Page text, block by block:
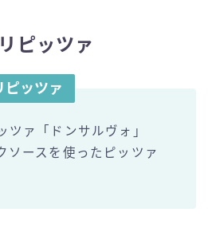
ピッツァ
ピッツァ
ツァ「ドンサルヴォ」
ソースを使ったピッツァ